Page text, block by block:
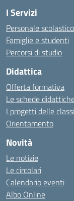
I Servizi
Personale scolastico
Famiglie e studenti
Percorsi di studio
Didattica
Offerta formativa
Le schede
I progetti delle classi
Orientamento
Novità
Le notizie
Le circolari
Calendario eventi
Albo Online